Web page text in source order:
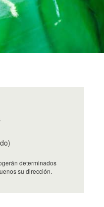
determinados
su dirección.